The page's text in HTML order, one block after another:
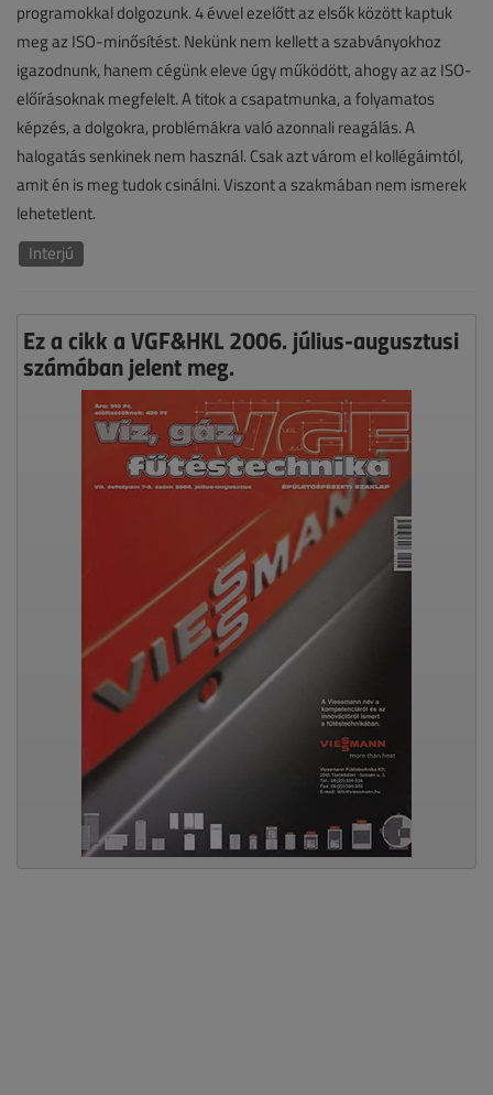
programokkal dolgozunk. 4 évvel ezelőtt az elsők között kaptuk
meg az ISO-minősítést. Nekünk nem kellett a szabványokhoz
igazodnunk, hanem cégünk eleve úgy működött, ahogy az az ISO-
előírásoknak megfelelt. A titok a csapatmunka, a folyamatos
képzés, a dolgokra, problémákra való azonnali reagálás. A
halogatás senkinek nem használ. Csak azt várom el kollégáimtól,
amit én is meg tudok csinálni. Viszont a szakmában nem ismerek
lehetetlent.
Interjú
Ez a cikk a VGF&HKL 2006. július-augusztusi
számában jelent meg.